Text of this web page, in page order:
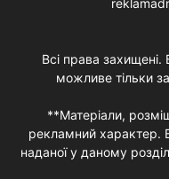
Всі права захищені.
можливе тільки
**Матеріали,
рекламний характер.
наданої у даному